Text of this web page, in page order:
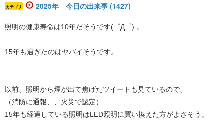
カテゴリ 2025年 今日の出来事 (1427)
照明の健康寿命は10年だそうです(゜Д゜) 。
15年も過ぎたのはヤバイそうです。
以前、照明から煙が出て焦げたツイートも見ているので、
（消防に通報、、火災で認定）
15年も経過している照明はLED照明に買い換えた方がよさそう。